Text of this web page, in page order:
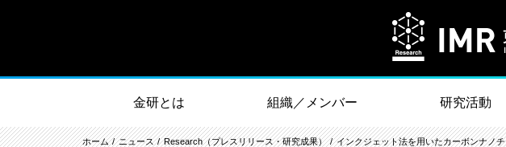
金研とは 組織／メンバー 研究活動
ホーム ニュース Research（プレスリリース・研究成果） インクジェット法を用いたカーボンナノ